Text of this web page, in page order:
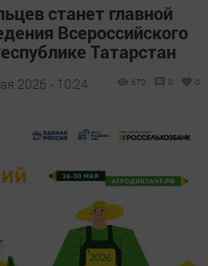
станет главной
Всероссийского
Татарстан
2026 - 10:24 670 0 0